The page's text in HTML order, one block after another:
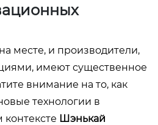
месте, и производители,
имеют существенное
внимание на то, как
технологии в
контексте Шэнькай